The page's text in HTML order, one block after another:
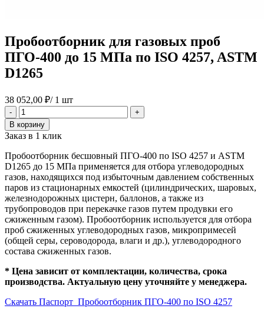
Пробоотборник для газовых проб
ПГО-400 до 15 МПа по ISO 4257, ASTM
D1265
38 052,00 ₽/ 1 шт
-
Количество
товара
Пробоотборник
для
газовых
проб
ПГО-400
до
15
МПа
по
ISO
4257,
ASTM
+
В корзину
Заказ в 1 клик
Пробоотборник бесшовный ПГО-400 по ISO 4257 и ASTM
D1265 до 15 МПа применяется для отбора углеводородных
газов, находящихся под избыточным давлением собственных
паров из стационарных емкостей (цилиндрических, шаровых,
железнодорожных цистерн, баллонов, а также из
трубопроводов при перекачке газов путем продувки его
сжиженным газом). Пробоотборник используется для отбора
проб сжиженных углеводородных газов, микропримесей
(общей серы, сероводорода, влаги и др.), углеводородного
состава сжиженных газов.
* Цена зависит от комплектации, количества, срока
производства. Актуальную цену уточняйте у менеджера.
Скачать Паспорт_Пробоотборник ПГО-400 по ISO 4257